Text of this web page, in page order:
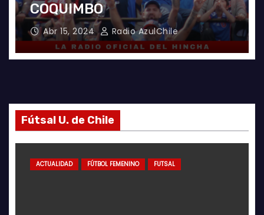
COQUIMBO
Abr 15, 2024 Radio AzulChile
Fútsal U. de Chile
ACTUALIDAD FÚTBOL FEMENINO FUTSAL